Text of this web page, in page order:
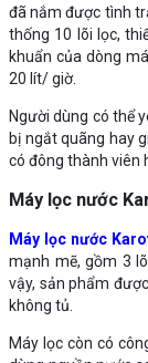
đã nắm được tình
thống 10 lõi lọc,
khuẩn của dòng
20 lít/ giờ.
Người dùng có thể
bị ngắt quãng hay
có đông thành viên
Máy lọc nước
Máy lọc nước
mạnh mẽ, gồm 3
vậy, sản phẩm
không tủ.
Máy lọc còn có